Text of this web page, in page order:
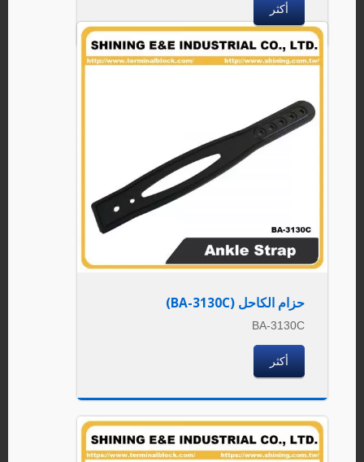
أكثر
حزام الكاحل (BA-3130C)
BA-3130C
أكثر